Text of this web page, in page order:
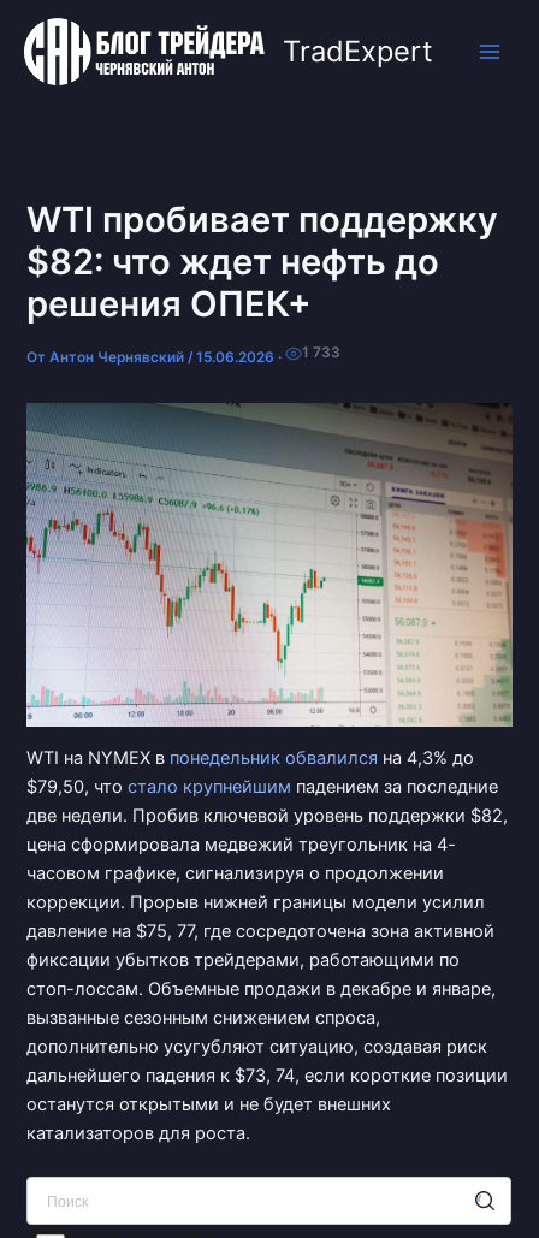
Перейти
содержимому
TradExpert
WTI пробивает поддержку
$82: что ждет нефть до
решения ОПЕК+
ОтАнтон Чернявский/15.06.2026 · 1 733
WTI на NYMEX в понедельник обвалился на 4,3% до
$79,50, чтостало крупнейшим падением за последние
две недели. Пробив ключевой уровень поддержки $82,
цена сформировала медвежий треугольник на 4-
часовом графике, сигнализируя о продолжении
коррекции. Прорыв нижней границы модели усилил
давление на $75, 77, где сосредоточена зона активной
фиксации убытков трейдерами, работающими по
стоп-лоссам. Объемные продажи в декабре и январе,
вызванные сезонным снижением спроса,
дополнительно усугубляют ситуацию, создавая риск
дальнейшего падения к $73, 74, если короткие позиции
останутся открытыми и не будет внешних
катализаторов для роста.